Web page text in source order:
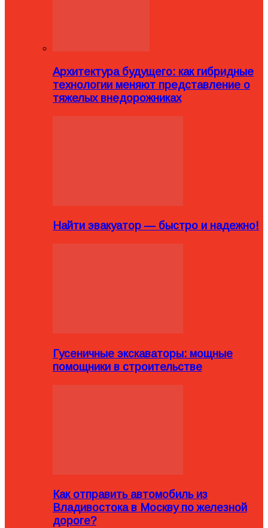
Архитектура будущего: как гибридные
технологии меняют представление о
тяжелых внедорожниках
Найти эвакуатор — быстро и надежно!
Гусеничные экскаваторы: мощные
помощники в строительстве
Как отправить автомобиль из
Владивостока в Москву по железной
дороге?